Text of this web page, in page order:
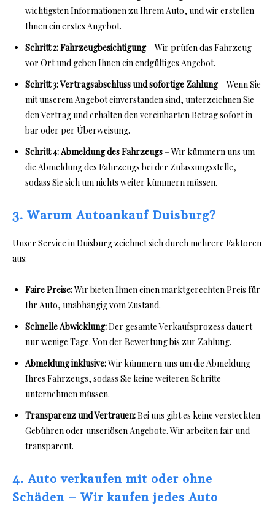
wichtigsten Informationen zu Ihrem Auto, und wir erstellen
Ihnen ein erstes Angebot.
Schritt 2:Fahrzeugbesichtigung– Wir prüfen das Fahrzeug
vor Ort und geben Ihnen ein endgültiges Angebot.
Schritt 3:Vertragsabschluss und sofortige Zahlung– Wenn Sie
mit unserem Angebot einverstanden sind, unterzeichnen Sie
den Vertrag und erhalten den vereinbarten Betrag sofort in
bar oder per Überweisung.
Schritt 4:Abmeldung des Fahrzeugs– Wir kümmern uns um
die Abmeldung des Fahrzeugs bei der Zulassungsstelle,
sodass Sie sich um nichts weiter kümmern müssen.
3. Warum Autoankauf Duisburg?
Unser Service in Duisburg zeichnet sich durch mehrere Faktoren
aus:
Faire Preise:Wir bieten Ihnen einen marktgerechten Preis für
Ihr Auto, unabhängig vom Zustand.
Schnelle Abwicklung:Der gesamte Verkaufsprozess dauert
nur wenige Tage. Von der Bewertung bis zur Zahlung.
Abmeldung inklusive:Wir kümmern uns um die Abmeldung
Ihres Fahrzeugs, sodass Sie keine weiteren Schritte
unternehmen müssen.
Transparenz und Vertrauen:Bei uns gibt es keine versteckten
Gebühren oder unseriösen Angebote. Wir arbeiten fair und
transparent.
4. Auto verkaufen mit oder ohne
Schäden – Wir kaufen jedes Auto